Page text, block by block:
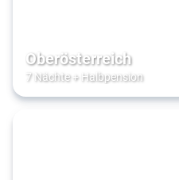
Oberösterreich
7 Nächte+ Halbpension